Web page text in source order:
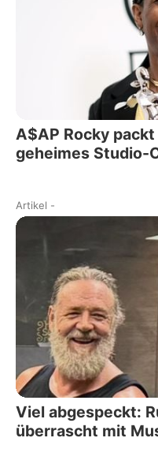
A$AP Rocky
geheimes Studio-
Artikel -
Viel abgespeckt:
überrascht mit